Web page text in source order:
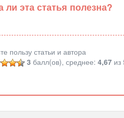
ли эта статья полезна?
пользу статьи и автора
3 балл(ов), среднее:4,67 из